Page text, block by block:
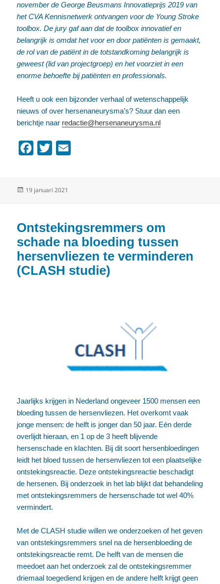
november de George Beusmans Innovatieprijs 2019 van
het CVA Kennisnetwerk ontvangen voor de Young Stroke
toolbox. De jury gaf aan dat de toolbox innovatief en
belangrijk is omdat het voor en door patiënten is gemaakt,
de rol van de patiënt in de totstandkoming belangrijk is
geweest (lid van projectgroep) en het voorziet in een
enorme behoefte bij patiënten en professionals.
Heeft u ook een bijzonder verhaal of wetenschappelijk
nieuws of over hersenaneurysma’s? Stuur dan een
berichtje naar redactie@hersenaneurysma.nl
e
t
Geplaatst
19 januari 2021
Ontstekingsremmers om
schade na bloeding tussen
hersenvliezen te verminderen
(CLASH studie)
Jaarlijks krijgen in Nederland ongeveer 1500 mensen een
bloeding tussen de hersenvliezen. Het overkomt vaak
jonge mensen: de helft is jonger dan 50 jaar. Eén derde
overlijdt hieraan, en 1 op de 3 heeft blijvende
hersenschade en klachten. Bij dit soort hersenbloedingen
leidt het bloed tussen de hersenvliezen tot een plaatselijke
ontstekingsreactie. Deze ontstekingsreactie beschadigt
de hersenen. Bij onderzoek in het lab blijkt dat behandeling
met ontstekingsremmers de hersenschade tot wel 40%
vermindert.
Met de CLASH studie willen we onderzoeken of het geven
van ontstekingsremmers snel na de hersenbloeding de
ontstekingsreactie remt. De helft van de mensen die
meedoet aan het onderzoek zal de ontstekingsremmer
driemaal toegediend krijgen en de andere helft krijgt geen